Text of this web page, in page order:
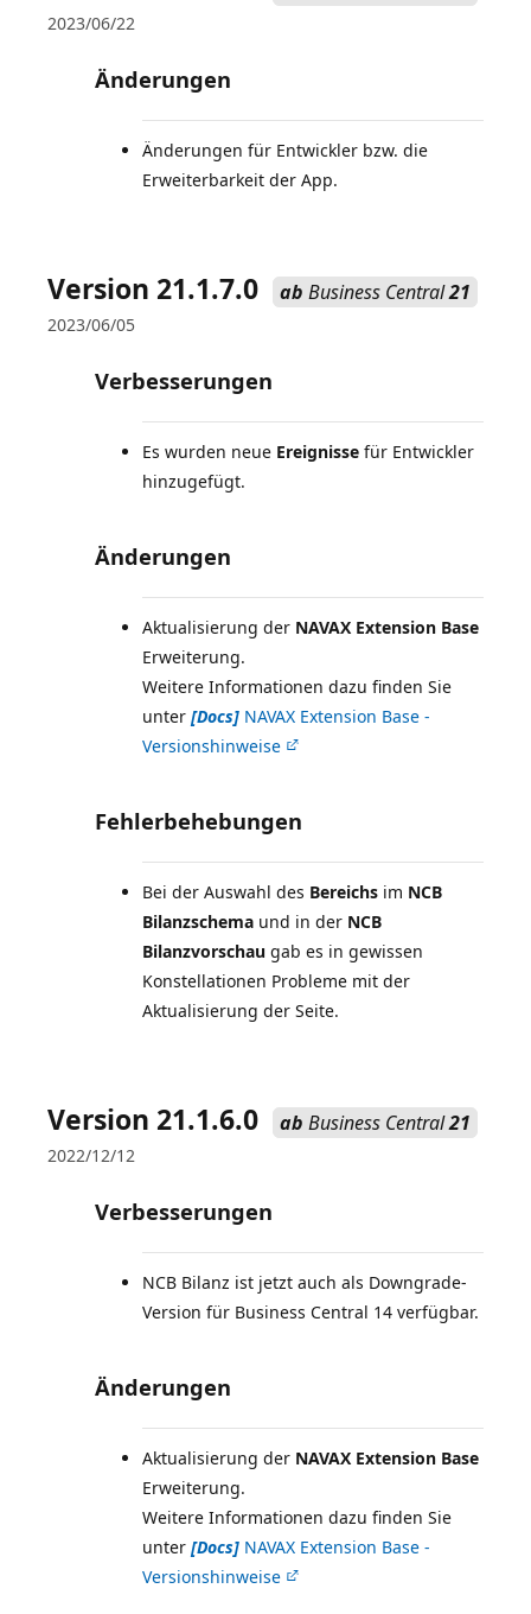
2023/06/22
Änderungen
Änderungen für Entwickler bzw. die
Erweiterbarkeit der App.
Version 21.1.7.0 ab Business Central21
2023/06/05
Verbesserungen
Es wurden neue Ereignisse für Entwickler
hinzugefügt.
Änderungen
Aktualisierung der NAVAX Extension Base
Erweiterung.
Weitere Informationen dazu finden Sie
unter [Docs] NAVAX Extension Base -
Versionshinweise
Fehlerbehebungen
Bei der Auswahl des Bereichs im NCB
Bilanzschema und in der NCB
Bilanzvorschau gab es in gewissen
Konstellationen Probleme mit der
Aktualisierung der Seite.
Version 21.1.6.0 ab Business Central21
2022/12/12
Verbesserungen
NCB Bilanz ist jetzt auch als Downgrade-
Version für Business Central 14 verfügbar.
Änderungen
Aktualisierung der NAVAX Extension Base
Erweiterung.
Weitere Informationen dazu finden Sie
unter [Docs] NAVAX Extension Base -
Versionshinweise